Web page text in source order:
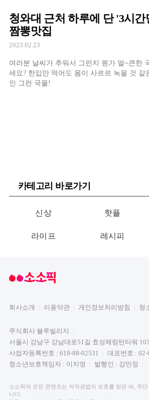
청와대 근처 하루에 단 '3시
짬뽕맛집
2023.02.23
여러분 날씨가 추워서 그런지 뭔가 얼~큰한
세요? 한입만 먹어도 몸이 사르르 녹을 것 같
인 그런 국물!
카테고리 바로가기
신상 핫플
라이프 레시피
회사소개 이용약관 개인정보처리방침 청
주식회사 블루빌리지
서울시 강남구 강남대로51길 효성해링턴타워
사업자등록번호 : 619-88-02531
대표번호 : 02-
청소년보호책임자 : 이지영
발행인 : 강민정
소소픽의 모든 콘텐츠는 저작권법의 보호를 받은 바, 무
니다.